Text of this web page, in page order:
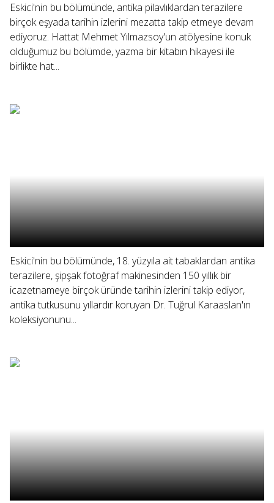
Eskici'nin bu bölümünde, antika pilavlıklardan terazilere
birçok eşyada tarihin izlerini mezatta takip etmeye devam
ediyoruz. Hattat Mehmet Yılmazsoy'un atölyesine konuk
olduğumuz bu bölümde, yazma bir kitabın hikayesi ile
birlikte hat...
Eskici'nin bu bölümünde, 18. yüzyıla ait tabaklardan antika
terazilere, şipşak fotoğraf makinesinden 150 yıllık bir
icazetnameye birçok üründe tarihin izlerini takip ediyor,
antika tutkusunu yıllardır koruyan Dr. Tuğrul Karaaslan'ın
koleksiyonunu...